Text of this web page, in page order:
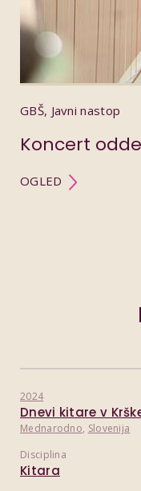
GBŠ, Javni nastop
Koncert
OGLED
2024
Dnevi kitare v
Mednarodno, Slovenija
Disciplina
Kitara